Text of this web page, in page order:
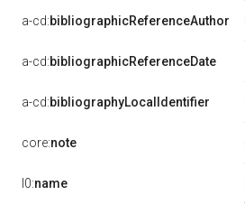
a-cd:bibliographicReferenceAuthor
a-cd:bibliographicReferenceDate
a-cd:bibliographyLocalIdentifier
core:note
l0:name